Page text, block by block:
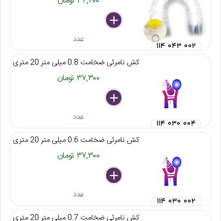
delete
remove
add
عدد
۱۱۴ ۰۴۳ ۰۰۲
کش نامرئی ضخامت 0.8 میلی متر 20 متری
۳۷,۳۰۰ تومان
delete
remove
add
عدد
۱۱۴ ۰۳۰ ۰۰۴
کش نامرئی ضخامت 0.6 میلی متر 20 متری
۳۷,۳۰۰ تومان
delete
remove
add
عدد
۱۱۴ ۰۳۰ ۰۰۲
کش نامرئی ضخامت 0.7 میلی متر 20 متری